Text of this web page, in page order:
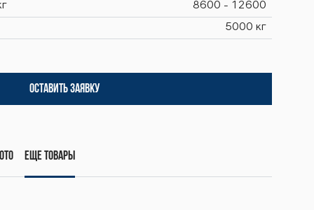
8600 - 12600
5000 кг
ОСТАВИТЬ ЗАЯВКУ
Еще товары